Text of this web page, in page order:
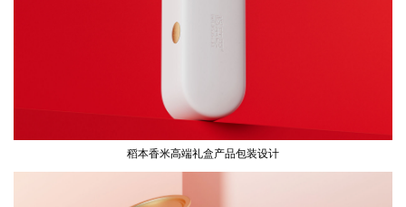
稻本香米高端礼盒产品包装设计